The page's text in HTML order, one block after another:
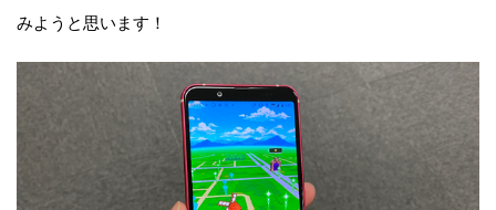
みようと思います！